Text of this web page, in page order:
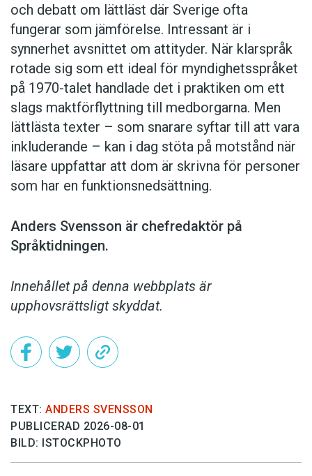
och debatt om lättläst där ­Sverige ofta
fungerar som jämförelse. ­Intressant är i
synnerhet ­avsnittet om attityder. När klar­språk
rotade sig som ett ideal för myndighetsspråket
på 1970-talet handlade det i praktiken om ett
slags maktförflyttning till medborgarna. Men
lättlästa texter – som snarare syftar till att vara
inkluderande – kan i dag stöta på motstånd när
läsare uppfattar att dom är skrivna för personer
som har en funktionsnedsättning.
Anders Svensson är chefredaktör på
Språktidningen.
Innehållet på denna webbplats är
upphovsrättsligt skyddat.
TEXT: ANDERS SVENSSON
PUBLICERAD 2026-08-01
BILD: ISTOCKPHOTO